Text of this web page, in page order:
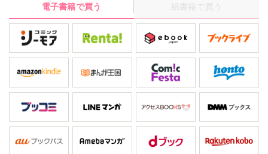
ぞき見られてしまう。とは言え、特にそれが問題になることはな
いまま時は過ぎていったのだが、卒業式の日、お礼参りと思いき
や衆人環視の中いきなり片岡に尻を揉みしだかれ!? それから二ヶ
月後の雨の日、久しぶりに突然、片岡が町田の前に現れ…。
電子書籍で買う 紙書籍で買う